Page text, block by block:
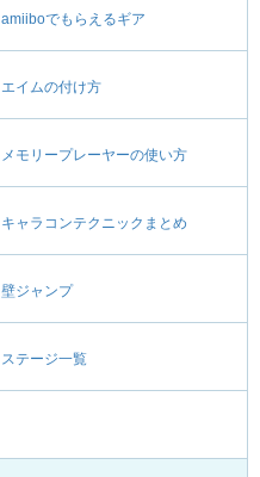
amiiboでもらえるギア
エイムの付け方
メモリープレーヤーの使い方
キャラコンテクニックまとめ
壁ジャンプ
ステージ一覧